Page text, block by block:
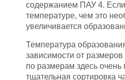
содержанием ПАУ 4.
температуре, чем это
увеличивается
Температура
зависимости от
по размерам здесь
тщательная сортировка